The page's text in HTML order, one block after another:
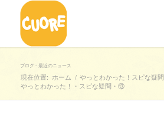
ブログ - 最近のニュース
現在位置: ホーム / やっとわかった！スピな疑問
やっとわかった！・スピな疑問・⑬